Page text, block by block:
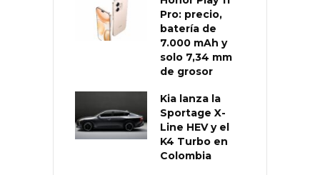
Pro: precio,
batería de
7.000 mAh y
solo 7,34 mm
de grosor
Kia lanza la
Sportage X-
Line HEV y el
K4 Turbo en
Colombia